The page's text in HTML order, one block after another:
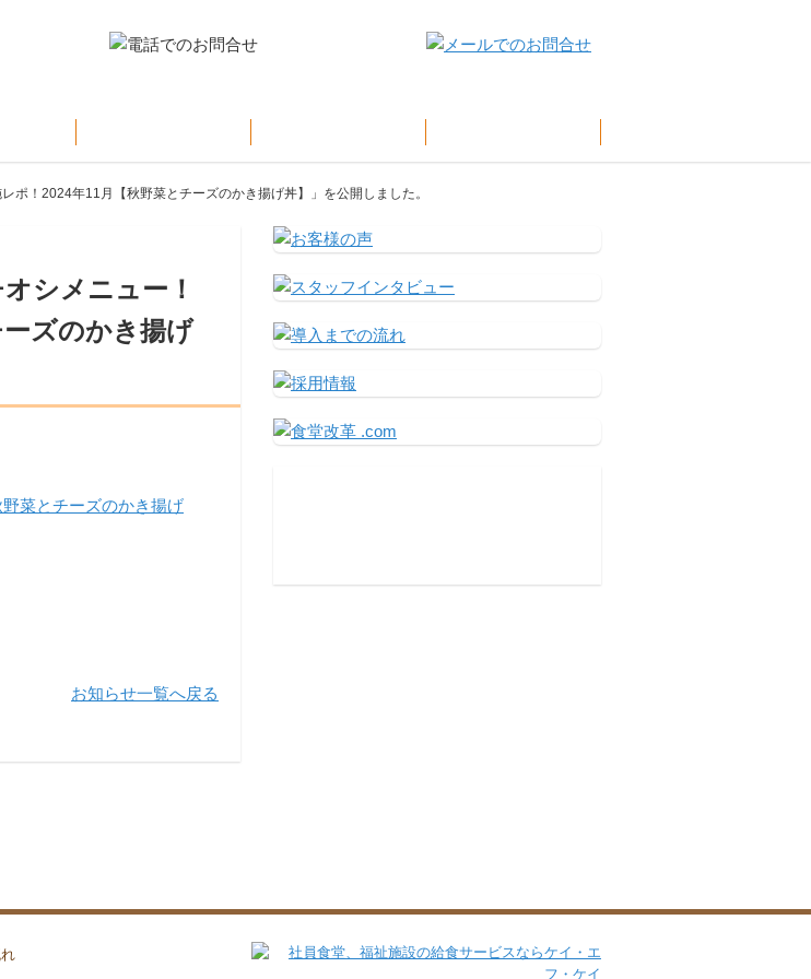
ポ！2024年11月【秋野菜とチーズのかき揚げ丼】」を公開しました。
シメニュー！
ズのかき揚げ
菜とチーズのかき揚げ
お知らせ一覧へ戻る